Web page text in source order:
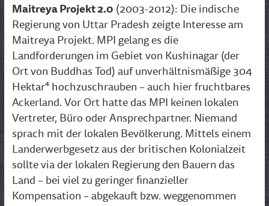
Maitreya Projekt 2.0 (2003-2012): Die indische
Regierung von Uttar Pradesh zeigte Interesse am
Maitreya Projekt. MPI gelang es die
Landforderungen im Gebiet von Kushinagar (der
Ort von Buddhas Tod) auf unverhältnismäßige 304
Hektar⁴ hochzuschrauben – auch hier fruchtbares
Ackerland. Vor Ort hatte das MPI keinen lokalen
Vertreter, Büro oder Ansprechpartner. Niemand
sprach mit der lokalen Bevölkerung. Mittels einem
Landerwerbgesetz aus der britischen Kolonialzeit
sollte via der lokalen Regierung den Bauern das
Land – bei viel zu geringer finanzieller
Kompensation – abgekauft bzw. weggenommen